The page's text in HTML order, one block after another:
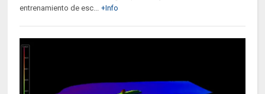
entrenamiento de esc... +Info